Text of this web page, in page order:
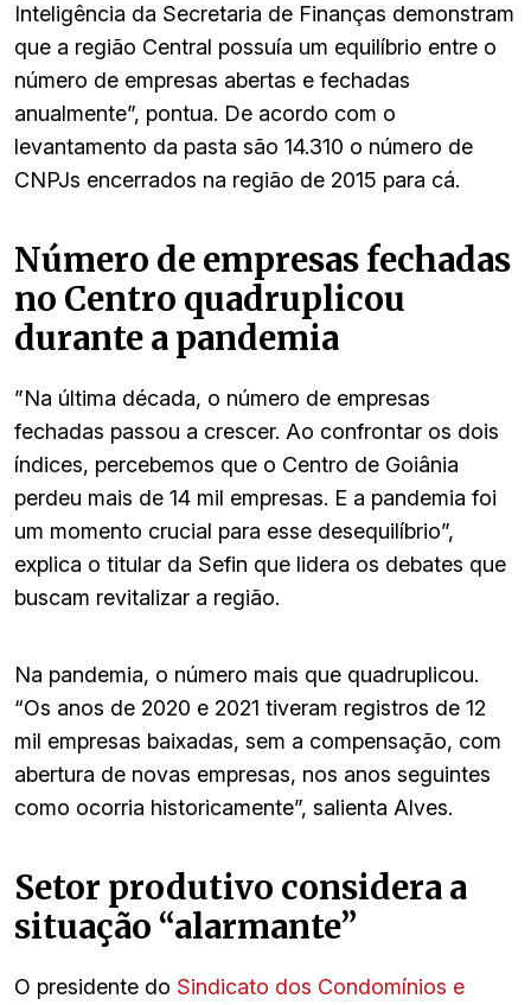
Inteligência da Secretaria de Finanças demonstram
que a região Central possuía um equilíbrio entre o
número de empresas abertas e fechadas
anualmente”, pontua. De acordo com o
levantamento da pasta são 14.310 o número de
CNPJs encerrados na região de 2015 para cá.
Número de empresas fechadas
no Centro quadruplicou
durante a pandemia
”Na última década, o número de empresas
fechadas passou a crescer. Ao confrontar os dois
índices, percebemos que o Centro de Goiânia
perdeu mais de 14 mil empresas. E a pandemia foi
um momento crucial para esse desequilíbrio”,
explica o titular da Sefin que lidera os debates que
buscam revitalizar a região.
Na pandemia, o número mais que quadruplicou.
“Os anos de 2020 e 2021 tiveram registros de 12
mil empresas baixadas, sem a compensação, com
abertura de novas empresas, nos anos seguintes
como ocorria historicamente”, salienta Alves.
Setor produtivo considera a
situação “alarmante”
O presidente do Sindicato dos Condomínios e